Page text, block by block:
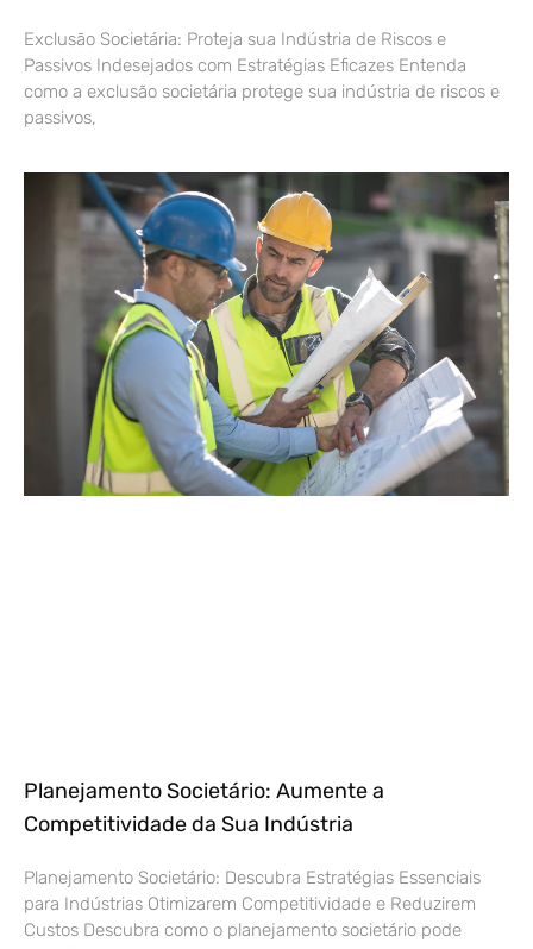
Exclusão Societária: Proteja sua Indústria de Riscos e
Passivos Indesejados com Estratégias Eficazes Entenda
como a exclusão societária protege sua indústria de riscos e
passivos,
Planejamento Societário: Aumente a
Competitividade da Sua Indústria
Planejamento Societário: Descubra Estratégias Essenciais
para Indústrias Otimizarem Competitividade e Reduzirem
Custos Descubra como o planejamento societário pode